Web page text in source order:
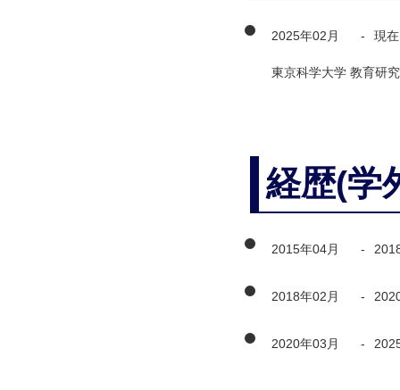
2025年02月 - 現在
東京科学大学 教育研
経歴(学
2015年04月 -
2018年02月 -
2020年03月 -